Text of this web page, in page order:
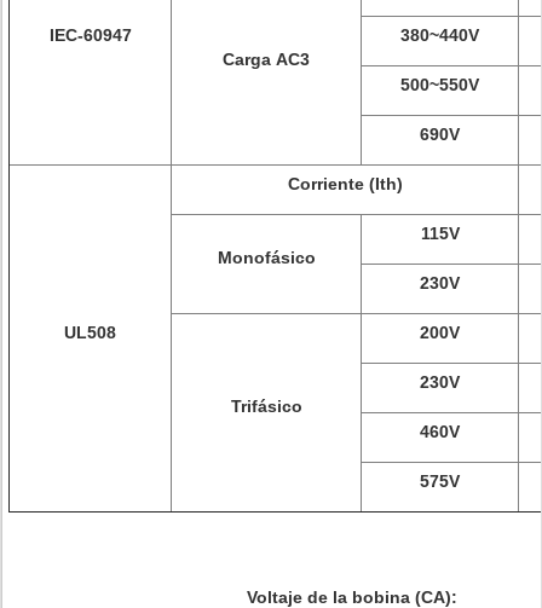
IEC-60947
Carga AC3
380~440V
500~550V
690V
UL508
Corriente (Ith)
Monofásico
115V
230V
Trifásico
200V
230V
460V
575V
Voltaje de la bobina (CA):